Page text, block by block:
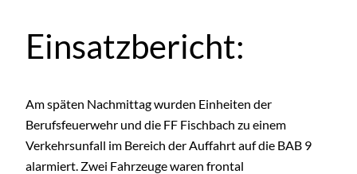
Einsatzbericht:
Am späten Nachmittag wurden Einheiten der
Berufsfeuerwehr und die FF Fischbach zu einem
Verkehrsunfall im Bereich der Auffahrt auf die BAB 9
alarmiert. Zwei Fahrzeuge waren frontal